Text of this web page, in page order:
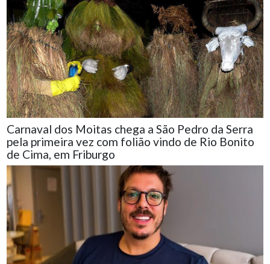
Carnaval dos Moitas chega a São Pedro da Serra
pela primeira vez com folião vindo de Rio Bonito
de Cima, em Friburgo